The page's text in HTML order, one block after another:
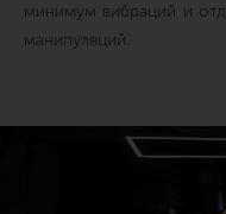
минимум вибраций и
манипуляций.